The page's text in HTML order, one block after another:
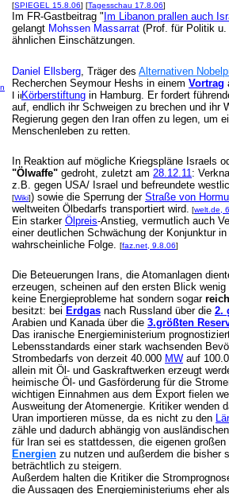
[SPIEGEL 15.8.06] [Tagesschau 17.8.06]
Im FR-Gastbeitrag " Im Libanon prallen auch
gelangt Mohssen Massarrat (Prof. für Politik
ähnlichen Einschätzungen.
Daniel Ellsberg, Träger des Alternativen
Recherchen Seymour Heshs in einem Vortrag
Körberstiftung in Hamburg. Er fordert
auf, endlich ihr Schweigen zu brechen und ihr
Regierung gegen den Iran offen zu legen, um
Menschenleben zu retten.
In Reaktion auf mögliche Kriegspläne Israels
"Ölwaffe" gedroht, zuletzt am 28.12.11:
z.B. gegen USA/ Israel und befreundete
[Wiki]) sowie die Sperrung der Straße von
weltweiten Ölbedarfs transportiert wird. [welt.de,
Ein starker Ölpreis-Anstieg, vermutlich auch
einer deutlichen Schwächung der Konjunktur
wahrscheinliche Folge. [faz.net, 9.8.06]
Die Beteuerungen Irans, die Atomanlagen
erzeugen, scheinen auf den ersten Blick
keine Energieprobleme hat sondern sogar
besitzt: bei Erdgas nach Russland über die 2.
Arabien und Kanada über die 3.größten
Das iranische Energieministerium
Lebensstandards einer stark wachsenden
Strombedarfs von derzeit 40.000 MW auf
allein mit Öl- und Gaskraftwerken erzeugt
heimische Öl- und Gasförderung für die
wichtigen Einnahmen aus dem Export fielen
Ausweitung der Atomenergie. Kritiker wenden
Uran importieren müsse, da es nicht zu den
zähle und dadurch abhängig von
für Iran sei es stattdessen, die eigenen
Energien zu nutzen und außerdem die bisher
beträchtlich zu steigern.
Außerdem halten die Kritiker die
die Aussagen des Energieministeriums eher